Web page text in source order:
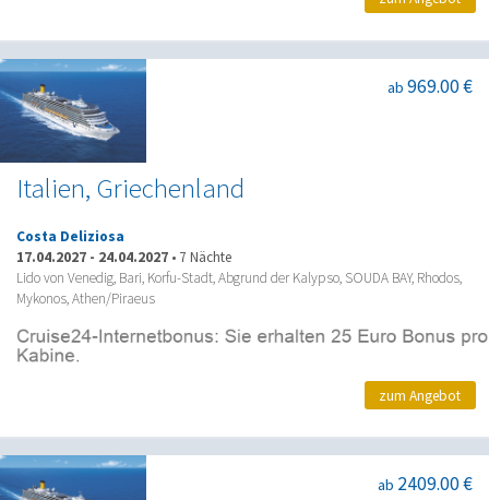
Italien, Griechenland
ab 969.00 €
Costa Deliziosa
17.04.2027 - 24.04.2027 • 7 Nächte
Lido von Venedig, Bari, Korfu-Stadt, Abgrund der Kalypso, SOUDA BAY, Rhodos,
Mykonos, Athen/Piraeus
zum Angebot
ab 2409.00 €